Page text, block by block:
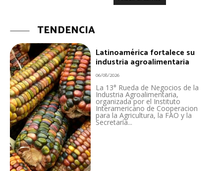
TENDENCIA
Latinoamérica fortalece su
industria agroalimentaria
06/08/2026
La 13° Rueda de Negocios de la
Industria Agroalimentaria,
organizada por el Instituto
Interamericano de Cooperacion
para la Agricultura, la FAO y la
Secretaría...